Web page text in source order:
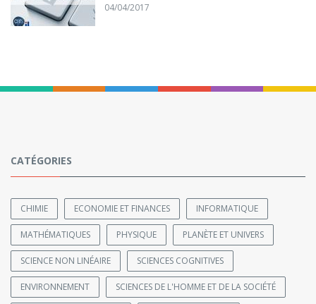
04/04/2017
CATÉGORIES
CHIMIE ECONOMIE ET FINANCES INFORMATIQUE
MATHÉMATIQUES PHYSIQUE PLANÈTE ET UNIVERS
SCIENCE NON LINÉAIRE SCIENCES COGNITIVES
ENVIRONNEMENT SCIENCES DE L'HOMME ET DE LA SOCIÉTÉ